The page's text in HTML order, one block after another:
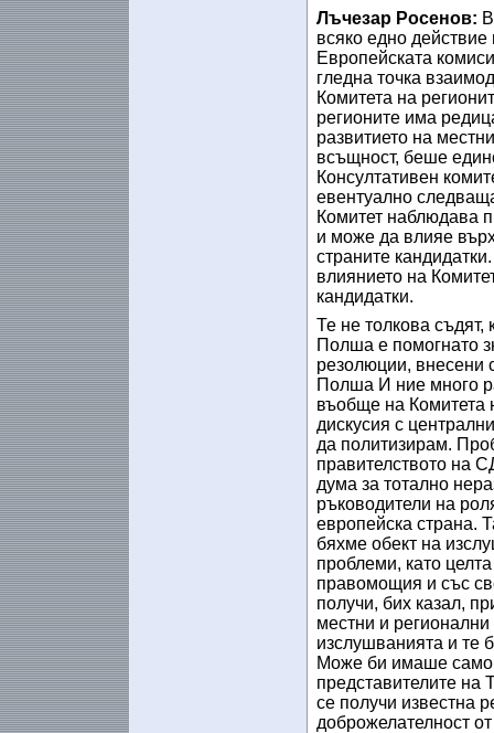
Лъчезар Росенов:
всяко едно
Европейската
гледна точка
Комитета на
регионите има
развитието на
всъщност, беше
Консултативен
евентуално
Комитет наблюдава
и може да влияе
страните
влиянието на
кандидатки.
Те не толкова съдят,
Полша е помогнато
резолюции, внесени
Полша И ние много
въобще на Комитета
дискусия с
да политизирам.
правителството на
дума за тотално
ръководители на
европейска страна.
бяхме обект на
проблеми, като
правомощия и със
получи, бих казал,
местни и
изслушванията и те
Може би имаше само
представителите на
се получи известна
доброжелателност